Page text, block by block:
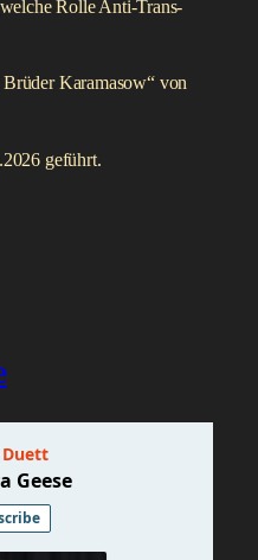
Rolle Anti-Trans-
Karamasow“ von
geführt.